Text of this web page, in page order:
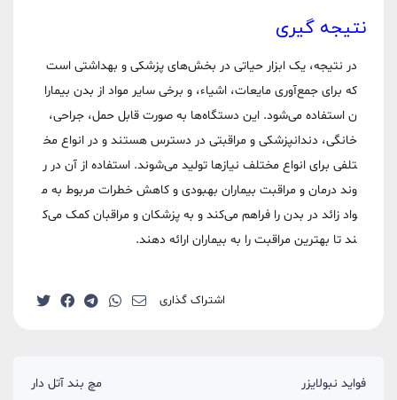
نتیجه گیری
در نتیجه، یک ابزار حیاتی در بخش‌های پزشکی و بهداشتی است
که برای جمع‌آوری مایعات، اشیاء، و برخی سایر مواد از بدن بیمارا
ن استفاده می‌شود. این دستگاه‌ها به صورت قابل حمل، جراحی،
خانگی، دندانپزشکی و مراقبتی در دسترس هستند و در انواع مخ
تلفی برای انواع مختلف نیازها تولید می‌شوند. استفاده از آن در ر
وند درمان و مراقبت بیماران بهبودی و کاهش خطرات مربوط به م
واد زائد در بدن را فراهم می‌کند و به پزشکان و مراقبان کمک می‌ک
ند تا بهترین مراقبت را به بیماران ارائه دهند.
اشتراک گذاری
فواید نبولایزر مچ بند آتل دار